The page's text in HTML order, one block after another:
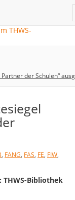
der Schulen“
, FANG, FAS, FE, FIW,
THWS-Bibliothek